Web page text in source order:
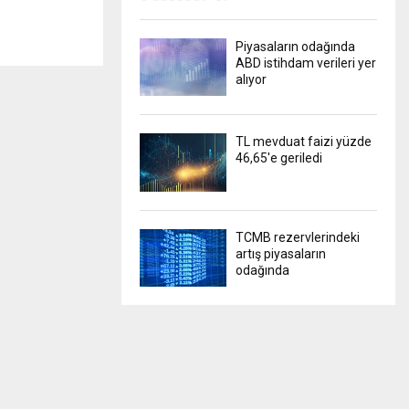
Piyasaların odağında
ABD istihdam verileri yer
alıyor
TL mevduat faizi yüzde
46,65'e geriledi
TCMB rezervlerindeki
artış piyasaların
odağında